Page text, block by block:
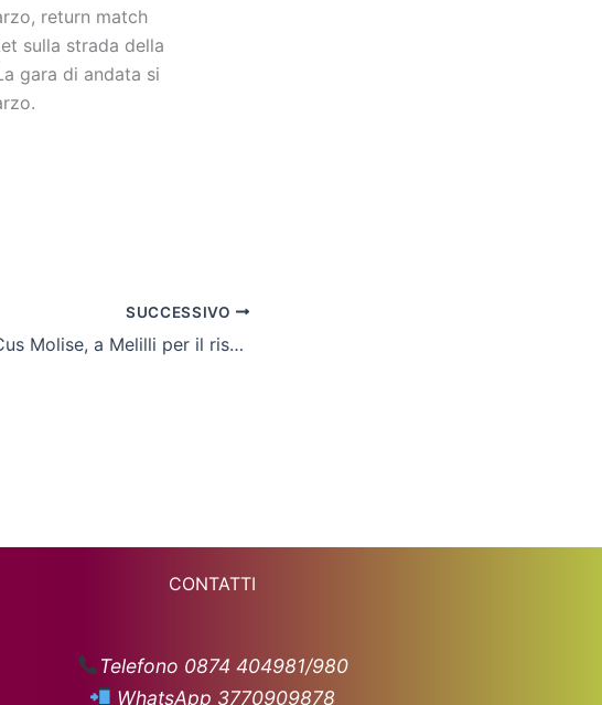
return match
sulla strada della
gara di andata si
SUCCESSIVO
Cln Cus Molise, a Melilli per il riscatto
CONTATTI
Telefono 0874 404981/980
WhatsApp 3770909878